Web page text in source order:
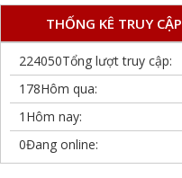
THỐNG KÊ TRUY CẬP
224050Tổng lượt truy cập:
178Hôm qua:
1 Hôm nay:
0Đang online: